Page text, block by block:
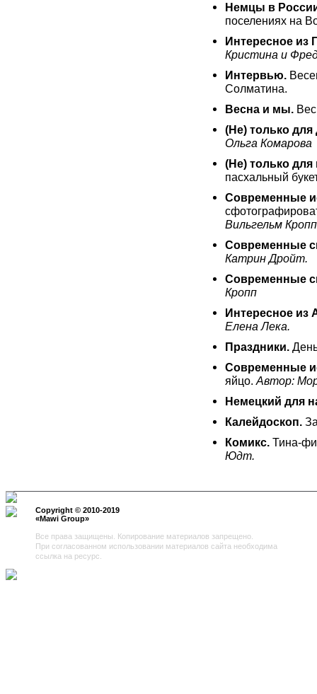
Немцы в
поселениях на
Интересное из
Кристина и
Интервью.
Солматина.
Весна и мы.
(Не) только для
Ольга Комарова
(Не) только для
пасхальный
Современные
Вильгельм
Современные
Катрин Дройт.
Современные
Кропп
Интересное из
Елена Лека.
Праздники.
Современные
яйцо. Автор:
Немецкий для
Калейдоскоп.
Комикс. Тина-
Юдт.
Copyright © 2010-2019
«Mawi Group»
Все права защищены. Копирование материалов запрещено.
При согласованном использовании материалов сайта необходима
ссылка на ресурс.